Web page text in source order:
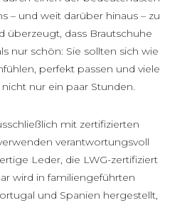
– und weit darüber hinaus – zu
überzeugt, dass Brautschuhe
nur schön: Sie sollten sich wie
perfekt passen und viele
nur ein paar Stunden.
mit zertifizierten
verantwortungsvoll
Leder, die LWG-zertifiziert
wird in familiengeführten
und Spanien hergestellt,